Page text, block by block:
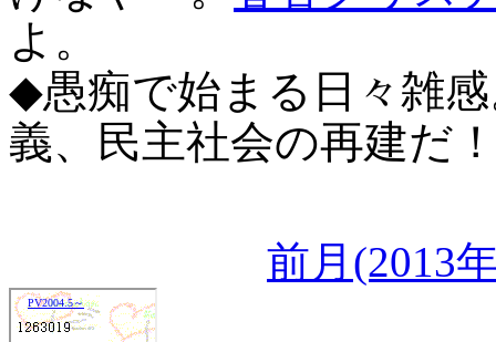
よ。
◆愚痴で始まる日々雑
義、民主社会の再建だ
前月(2013